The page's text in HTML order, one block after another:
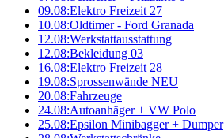
09.08:Elektro Freizeit 27
10.08:Oldtimer - Ford Granada
12.08:Werkstattausstattung
12.08:Bekleidung 03
16.08:Elektro Freizeit 28
19.08:Sprossenwände NEU
20.08:Fahrzeuge
24.08:Autoanhäger + VW Polo
25.08:Epsilon Minibagger + Dumper